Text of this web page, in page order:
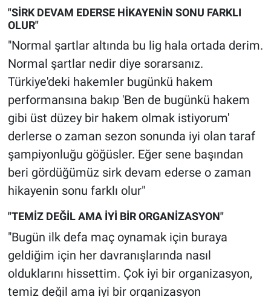
"SİRK DEVAM EDERSE HİKAYENİN SONU FARKLI
OLUR"
"Normal şartlar altında bu lig hala ortada derim.
Normal şartlar nedir diye sorarsanız.
Türkiye'deki hakemler bugünkü hakem
performansına bakıp 'Ben de bugünkü hakem
gibi üst düzey bir hakem olmak istiyorum'
derlerse o zaman sezon sonunda iyi olan taraf
şampiyonluğu göğüsler. Eğer sene başından
beri gördüğümüz sirk devam ederse o zaman
hikayenin sonu farklı olur"
"TEMİZ DEĞİL AMA İYİ BİR ORGANİZASYON"
"Bugün ilk defa maç oynamak için buraya
geldiğim için her davranışlarında nasıl
olduklarını hissettim. Çok iyi bir organizasyon,
temiz değil ama iyi bir organizasyon